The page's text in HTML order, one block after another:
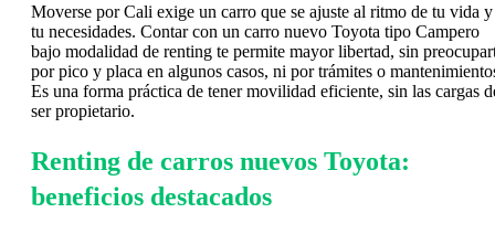
Moverse por Cali exige un carro que se ajuste al ritmo de tu vida y
tu necesidades. Contar con un carro nuevo Toyota tipo Campero
bajo modalidad de renting te permite mayor libertad, sin
por pico y placa en algunos casos, ni por trámites o
Es una forma práctica de tener movilidad eficiente, sin las cargas
ser propietario.
Renting de carros nuevos Toyota:
beneficios destacados